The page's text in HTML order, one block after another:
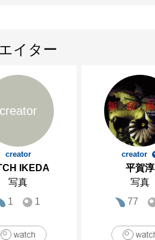
イター
creator
creator
IKEDA
写真
1
1
creator
平賀淳
写真
77